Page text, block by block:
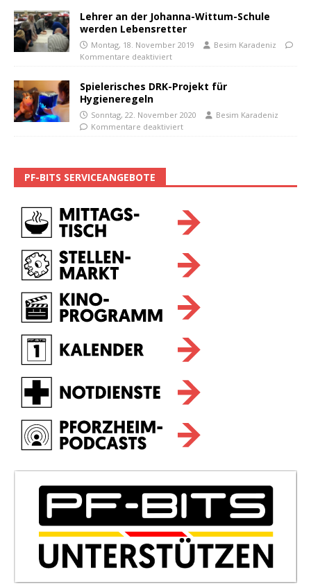
Lehrer an der Johanna-Wittum-Schule
werden Lebensretter
Montag, 18. November 2019
Besim Karadeniz
Kommentare deaktiviert
Spielerisches DRK-Projekt für
Hygieneregeln
Sonntag, 22. November 2020
Besim Karadeniz
Kommentare deaktiviert
PF-BITS SERVICEANGEBOTE